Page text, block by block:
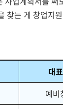
찾는 게 창업지
대
예비